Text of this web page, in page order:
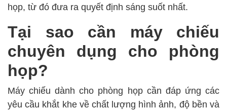
họp, từ đó đưa ra quyết định sáng suốt nhất.
Tại sao cần máy chiếu
chuyên dụng cho phòng
họp?
Máy chiếu dành cho phòng họp cần đáp ứng các
yêu cầu khắt khe về chất lượng hình ảnh, độ bền và